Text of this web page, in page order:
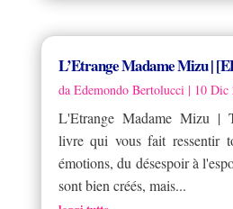
L’Etrange Madame Mizu |
da Edemondo Bertolucci | 10 Dic
L'Etrange Madame Mizu |
livre qui vous fait ressentir
émotions, du désespoir à
sont bien créés, mais...